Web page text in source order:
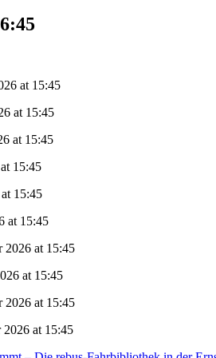
at 15:45
at 15:45
at 15:45
15:45
15:45
at 15:45
2026 at 15:45
at 15:45
2026 at 15:45
2026 at 15:45